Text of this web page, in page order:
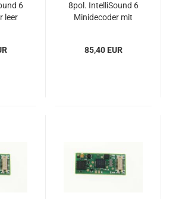
6
leer
8pol. IntelliSound 6
Minidecoder mit
85,40 EUR